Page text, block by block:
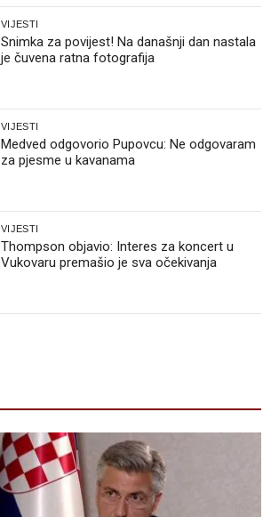
VIJESTI
Snimka za povijest! Na današnji dan nastala
je čuvena ratna fotografija
VIJESTI
Medved odgovorio Pupovcu: Ne odgovaram
za pjesme u kavanama
VIJESTI
Thompson objavio: Interes za koncert u
Vukovaru premašio je sva očekivanja